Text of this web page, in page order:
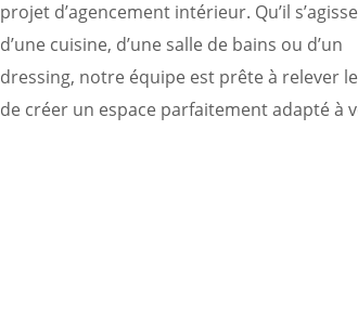
projet d’agencement intérieur. Qu’il s’agisse
d’une cuisine, d’une salle de bains ou d’un
dressing, notre équipe est prête à relever
de créer un espace parfaitement adapté à